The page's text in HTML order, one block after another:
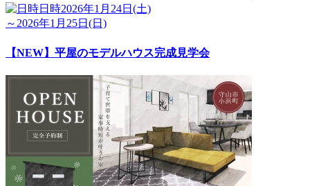
日時2026年1月24日(土)
～2026年1月25日(日)
【NEW】平屋のモデルハウス完成見学会